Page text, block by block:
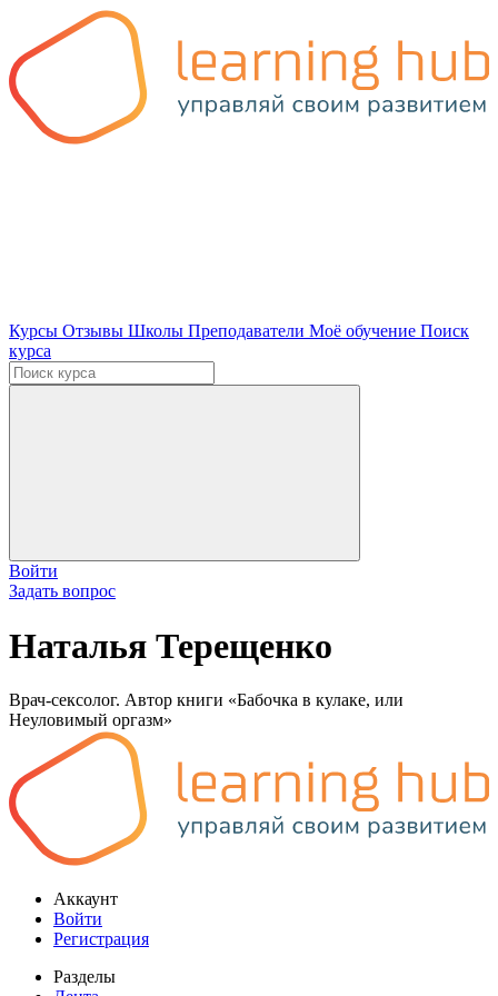
Курсы Отзывы Школы Преподаватели Моё обучение Поиск
курса
Войти
Задать вопрос
Наталья Терещенко
Врач-сексолог. Автор книги «Бабочка в кулаке, или
Неуловимый оргазм»
Аккаунт
Войти
Регистрация
Разделы